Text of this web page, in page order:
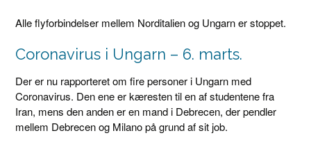
Alle flyforbindelser mellem Norditalien og Ungarn er stoppet.
Coronavirus i Ungarn – 6. marts.
Der er nu rapporteret om fire personer i Ungarn med
Coronavirus. Den ene er kæresten til en af studentene fra
Iran, mens den anden er en mand i Debrecen, der pendler
mellem Debrecen og Milano på grund af sit job.